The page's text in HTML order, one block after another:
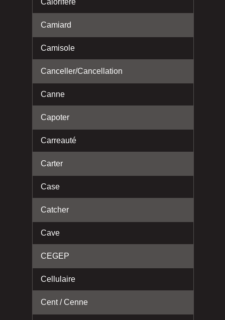
Calorifère
Camiard
Camisole
Canceller/Cancellation
Canne
Capoter
Carreauté
Carter
Case
Catcher
Cave
CEGEP
Cellulaire
Cent / Cenne